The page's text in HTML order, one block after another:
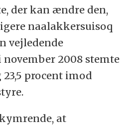
der kan ændre den,
naalakkersuisoq
vejledende
2008 stemte
23,5 procent imod
at